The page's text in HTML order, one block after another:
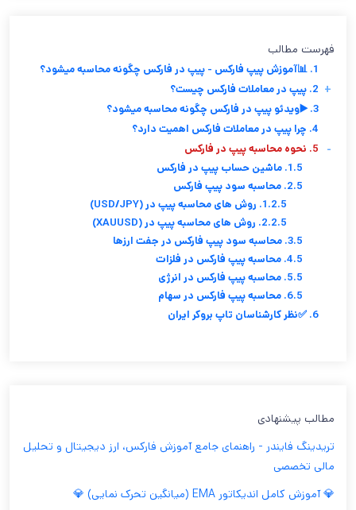
فهرست مطالب
1. 📊آموزش پیپ فارکس - پیپ در فارکس چگونه محاسبه میشود؟
2. پیپ در معاملات فارکس چیست؟ +
3. ▶️ویدئو پیپ در فارکس چگونه محاسبه میشود؟
4. چرا پیپ در معاملات فارکس اهمیت دارد؟
5. نحوه محاسبه پیپ در فارکس
-
1.5. ماشین حساب پیپ در فارکس
2.5. محاسبه سود پیپ فارکس
1.2.5. روش های محاسبه پیپ در (USD/JPY)
2.2.5. روش های محاسبه پیپ در (XAUUSD)
3.5. محاسبه سود پیپ فارکس در جفت ارزها
4.5. محاسبه پیپ فارکس در فلزات
5.5. محاسبه پیپ فارکس در انرژی
6.5. محاسبه پیپ فارکس در سهام
6. ✅نظر کارشناسان تاپ بروکر ایران
مطالب پیشنهادی
تریدینگ فایندر - راهنمای جامع آموزش فارکس، ارز دیجیتال و تحلیل
مالی تخصصی
💎 آموزش کامل اندیکاتور EMA (میانگین تحرک نمایی) 💎